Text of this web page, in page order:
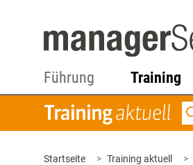
Führung Training
Startseite Training aktuell